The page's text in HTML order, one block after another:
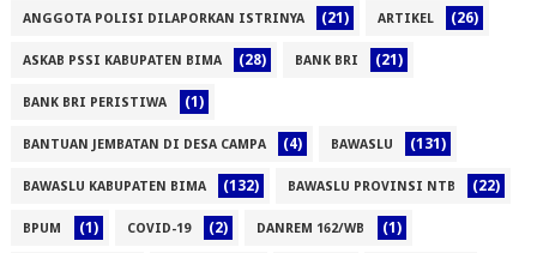
ANGGOTA POLISI DILAPORKAN ISTRINYA (21) ARTIKEL (26)
ASKAB PSSI KABUPATEN BIMA (28) BANK BRI (21)
BANK BRI PERISTIWA (1)
BANTUAN JEMBATAN DI DESA CAMPA (4) BAWASLU (131)
BAWASLU KABUPATEN BIMA (132) BAWASLU PROVINSI NTB (22)
BPUM (1) COVID-19 (2) DANREM 162/WB (1)